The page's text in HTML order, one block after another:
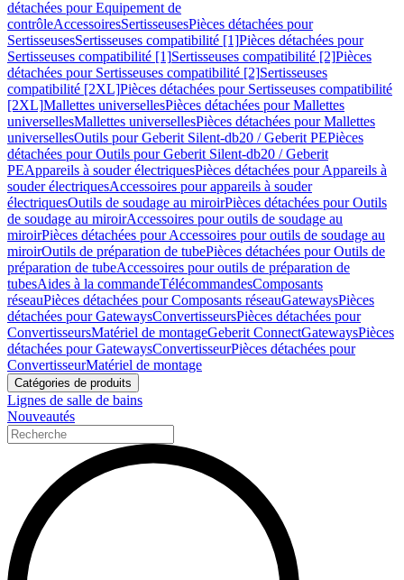
détachées pour Equipement de
contrôleAccessoiresSertisseusesPièces détachées pour
SertisseusesSertisseuses compatibilité [1]Pièces détachées pour
Sertisseuses compatibilité [1]Sertisseuses compatibilité [2]Pièces
détachées pour Sertisseuses compatibilité [2]Sertisseuses
compatibilité [2XL]Pièces détachées pour Sertisseuses compatibilité
[2XL]Mallettes universellesPièces détachées pour Mallettes
universellesMallettes universellesPièces détachées pour Mallettes
universellesOutils pour Geberit Silent-db20 / Geberit PEPièces
détachées pour Outils pour Geberit Silent-db20 / Geberit
PEAppareils à souder électriquesPièces détachées pour Appareils à
souder électriquesAccessoires pour appareils à souder
électriquesOutils de soudage au miroirPièces détachées pour Outils
de soudage au miroirAccessoires pour outils de soudage au
miroirPièces détachées pour Accessoires pour outils de soudage au
miroirOutils de préparation de tubePièces détachées pour Outils de
préparation de tubeAccessoires pour outils de préparation de
tubesAides à la commandeTélécommandesComposants
réseauPièces détachées pour Composants réseauGatewaysPièces
détachées pour GatewaysConvertisseursPièces détachées pour
ConvertisseursMatériel de montageGeberit ConnectGatewaysPièces
détachées pour GatewaysConvertisseurPièces détachées pour
ConvertisseurMatériel de montage
Catégories de produits
Lignes de salle de bains
Nouveautés